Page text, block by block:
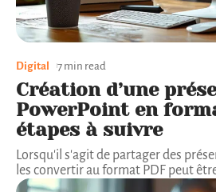
Digital 7 min read
Création d’une
PowerPoint en
étapes à suivre
Lorsqu'il s'agit de partager des
les convertir au format PDF peut